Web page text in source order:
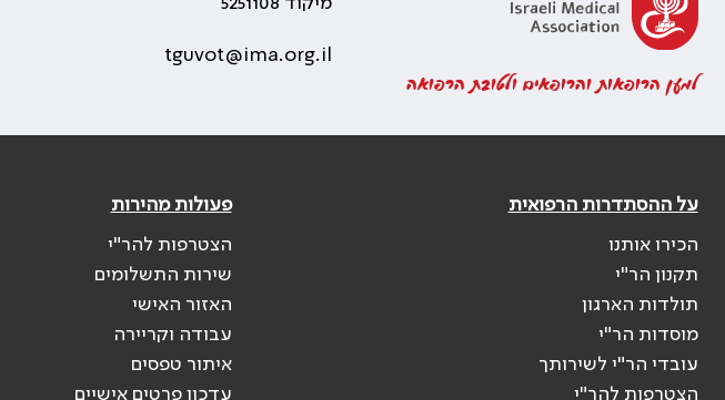
למען הרופאות והרופאים ולטובת הרפואה
tguvot@ima.org.il
על ההסתדרות הרפואית
הכירו אותנו
תקנון הר"י
תולדות הארגון
מוסדות הר"י
עובדי הר"י לשירותך
הצטרפות להר"י
פעולות מהירות
הצטרפות להר"י
שירות התשלומים
האזור האישי
עבודה וקריירה
איתור טפסים
עדכון פרטים אישיים